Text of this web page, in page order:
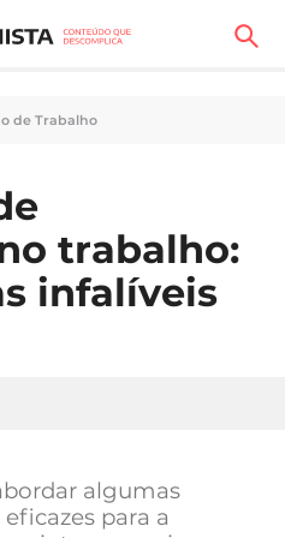
de Trabalho
trabalho:
infalíveis
algumas
para a